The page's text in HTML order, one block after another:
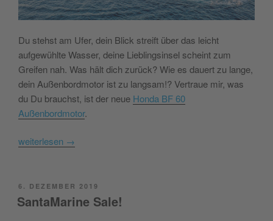
Du stehst am Ufer, dein Blick streift über das leicht
aufgewühlte Wasser, deine Lieblingsinsel scheint zum
Greifen nah. Was hält dich zurück? Wie es dauert zu lange,
dein Außenbordmotor ist zu langsam!? Vertraue mir, was
du Du brauchst, ist der neue Honda BF 60
Außenbordmotor.
weiterlesen →
POSTED
ON
6. DEZEMBER 2019
SantaMarine Sale!